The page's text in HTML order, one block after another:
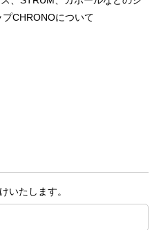
CHRONOについて
いたします。